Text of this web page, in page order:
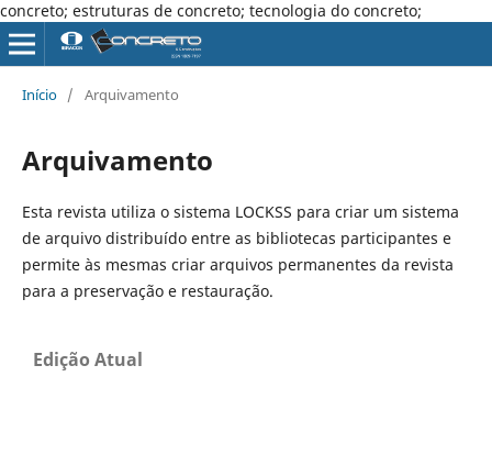
concreto; estruturas de concreto; tecnologia do concreto;
Início / Arquivamento
Arquivamento
Esta revista utiliza o sistema LOCKSS para criar um sistema
de arquivo distribuído entre as bibliotecas participantes e
permite às mesmas criar arquivos permanentes da revista
para a preservação e restauração.
Edição Atual